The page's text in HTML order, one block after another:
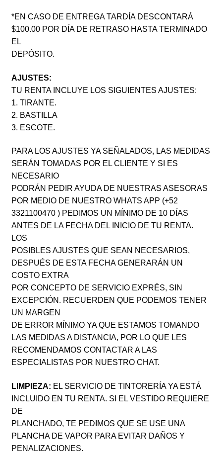
*EN CASO DE ENTREGA TARDÍA DESCONTARÁ
$100.00 POR DÍA DE RETRASO HASTA TERMINADO
EL
DEPÓSITO.
AJUSTES:
TU RENTA INCLUYE LOS SIGUIENTES AJUSTES:
1. TIRANTE.
2. BASTILLA
3. ESCOTE.
PARA LOS AJUSTES YA SEÑALADOS, LAS MEDIDAS
SERÁN TOMADAS POR EL CLIENTE Y SI ES
NECESARIO
PODRÁN PEDIR AYUDA DE NUESTRAS ASESORAS
POR MEDIO DE NUESTRO WHATS APP (+52
3321100470 ) PEDIMOS UN MÍNIMO DE 10 DÍAS
ANTES DE LA FECHA DEL INICIO DE TU RENTA.
LOS
POSIBLES AJUSTES QUE SEAN NECESARIOS,
DESPUÉS DE ESTA FECHA GENERARÁN UN
COSTO EXTRA
POR CONCEPTO DE SERVICIO EXPRÉS, SIN
EXCEPCIÓN. RECUERDEN QUE PODEMOS TENER
UN MARGEN
DE ERROR MÍNIMO YA QUE ESTAMOS TOMANDO
LAS MEDIDAS A DISTANCIA, POR LO QUE LES
RECOMENDAMOS CONTACTAR A LAS
ESPECIALISTAS POR NUESTRO CHAT.
LIMPIEZA: EL SERVICIO DE TINTORERÍA YA ESTÁ
INCLUIDO EN TU RENTA. SI EL VESTIDO REQUIERE
DE
PLANCHADO, TE PEDIMOS QUE SE USE UNA
PLANCHA DE VAPOR PARA EVITAR DAÑOS Y
PENALIZACIONES.